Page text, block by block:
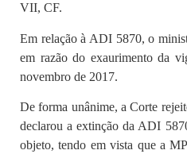
VII, CF.
Em relação à ADI 5870, o
em razão do exaurimento da
novembro de 2017.
De forma unânime, a Corte
declarou a extinção da ADI
objeto, tendo em vista que a